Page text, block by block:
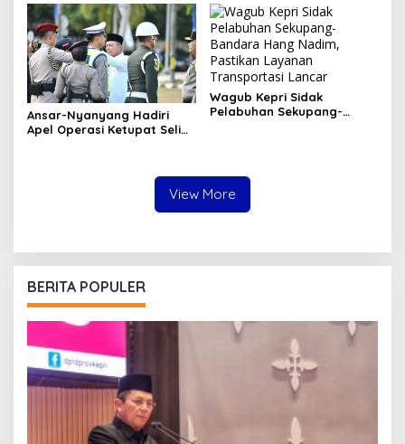
Melayu
Ansar-Nyanyang Hadiri
Apel Operasi Ketupat Seligi
Wagub Kepri Sidak
Pelabuhan Sekupang-
View More
BERITA POPULER